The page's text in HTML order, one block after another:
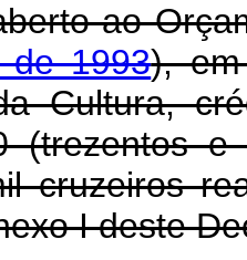
ao
1993),
Cultura,
(trezentos
cruzeiros
I deste